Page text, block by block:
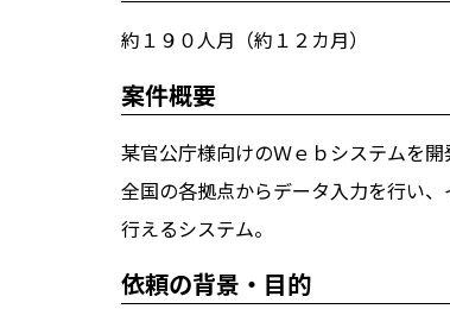
約１９０人月（約１２カ月）
案件概要
某官公庁様向けのＷｅｂシステムを
全国の各拠点からデータ入力を行い
行えるシステム。
依頼の背景・目的